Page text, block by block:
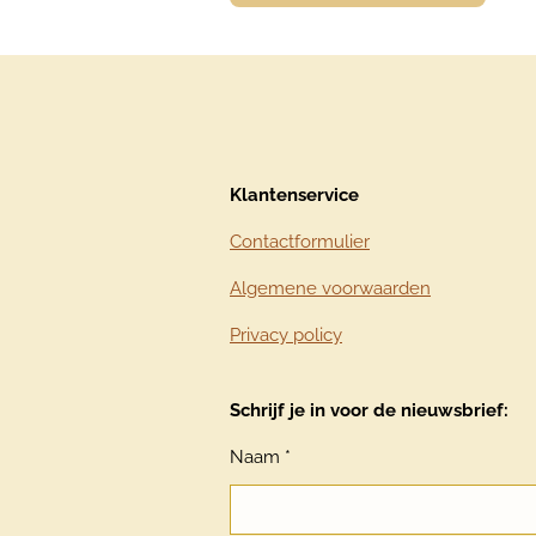
Klantenservice
Contactformulier
Algemene voorwaarden
Privacy policy
Schrijf je in voor de nieuwsbrief:
Naam *